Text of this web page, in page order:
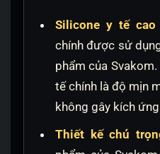
Silicone y tế cao
chính được sử
phẩm của
tế chính là độ mịn
không gây kích
Thiết kế chú